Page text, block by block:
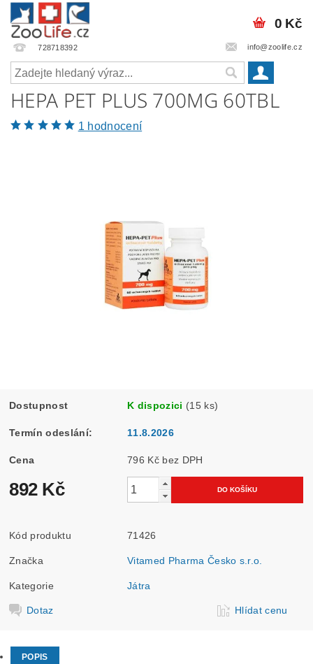
728718392 info@zoolife.cz
0 Kč
HEPA PET PLUS 700MG 60TBL
1 hodnocení
Dostupnost K dispozici (15 ks)
Termín odeslání: 11.8.2026
Cena 796 Kč bez DPH
892 Kč
Kód produktu 71426
Značka Vitamed Pharma Česko s.r.o.
Kategorie Játra
Dotaz Hlídat cenu
POPIS